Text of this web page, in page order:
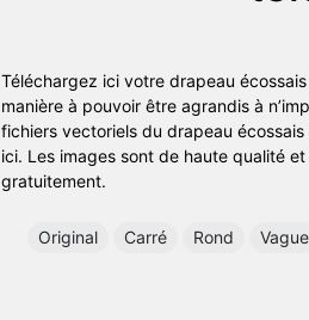
Téléchargez ici votre drapeau
manière à pouvoir être agrandis à
fichiers vectoriels du drapeau
ici. Les images sont de haute qualité
gratuitement.
Original Carré Rond Vague